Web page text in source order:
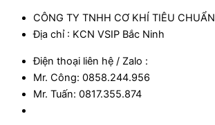
CÔNG TY TNHH CƠ KHÍ TIÊU CHUẨN
Địa chỉ : KCN VSIP Bắc Ninh
Điện thoại liên hệ / Zalo :
Mr. Công: 0858.244.956
Mr. Tuấn: 0817.355.874​